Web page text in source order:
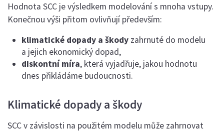
Hodnota SCC je výsledkem modelování s mnoha vstupy.
Konečnou výši přitom ovlivňují především:
klimatické dopady a škody zahrnuté do modelu
a jejich ekonomický dopad,
diskontní míra, která vyjadřuje, jakou hodnotu
dnes přikládáme budoucnosti.
Klimatické dopady a škody
SCC v závislosti na použitém modelu může zahrnovat